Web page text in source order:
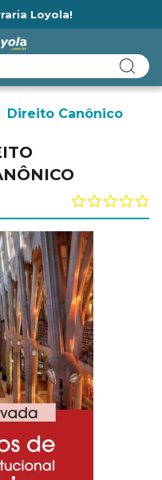
Loyola!
Direito Canônico